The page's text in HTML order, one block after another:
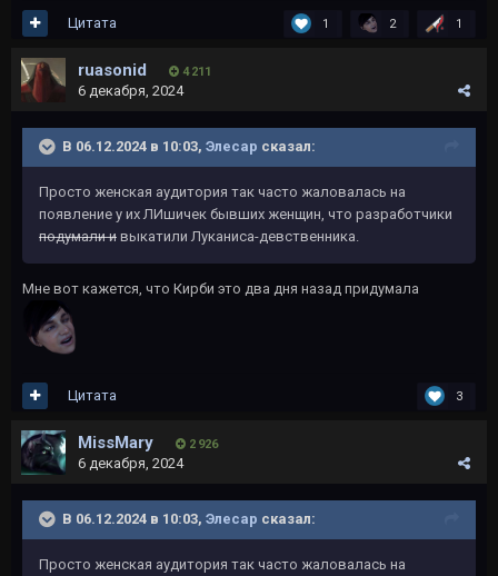
1 2 1
Цитата
ruasonid 4 211
6 декабря, 2024
В 06.12.2024 в 10:03, Элесар сказал:
Просто женская аудитория так часто жаловалась на
появление у их ЛИшичек бывших женщин, что разработчики
подумали и выкатили Луканиса-девственника.
Мне вот кажется, что Кирби это два дня назад придумала
3
Цитата
MissMary 2 926
6 декабря, 2024
В 06.12.2024 в 10:03, Элесар сказал:
Просто женская аудитория так часто жаловалась на